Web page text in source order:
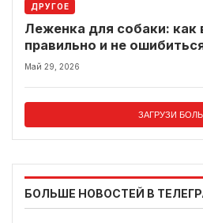
ДРУГОЕ
Леженка для собаки: как
правильно и не
Май 29, 2026
ЗАГРУЗИ
БОЛЬШЕ НОВОСТЕЙ В